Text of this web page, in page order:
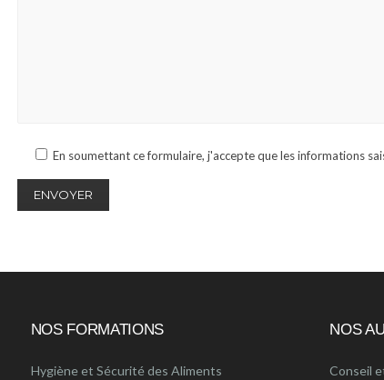
En soumettant ce formulaire, j'accepte que les informations
NOS FORMATIONS
Hygiène et Sécurité des Aliments
NOS
Conseil